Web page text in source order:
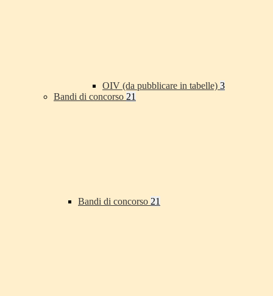
OIV (da pubblicare in tabelle) 3
Bandi di concorso 21
Bandi di concorso 21